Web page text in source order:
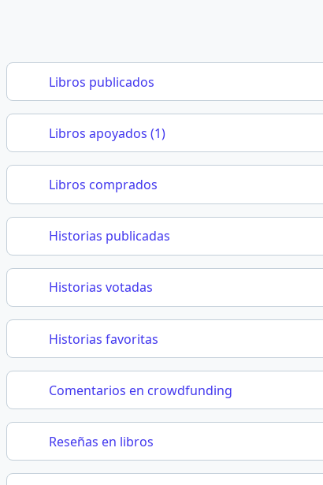
Libros publicados
Libros apoyados (1)
Libros comprados
Historias publicadas
Historias votadas
Historias favoritas
Comentarios en crowdfunding
Reseñas en libros